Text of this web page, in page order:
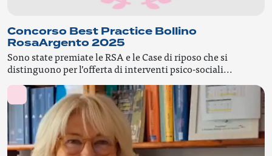
Concorso Best Practice Bollino
RosaArgento 2025
Sono state premiate le RSA e le Case di riposo che si
distinguono per l’offerta di interventi psico-sociali...